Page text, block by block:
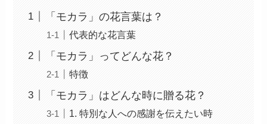
「モカラ」の花言葉は？
代表的な花言葉
「モカラ」ってどんな花？
特徴
「モカラ」はどんな時に贈る花？
1. 特別な人への感謝を伝えたい時